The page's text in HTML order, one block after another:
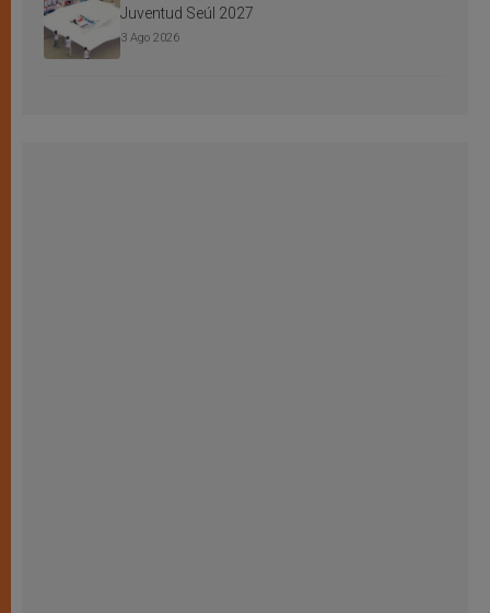
Juventud Seúl 2027
3 Ago 2026